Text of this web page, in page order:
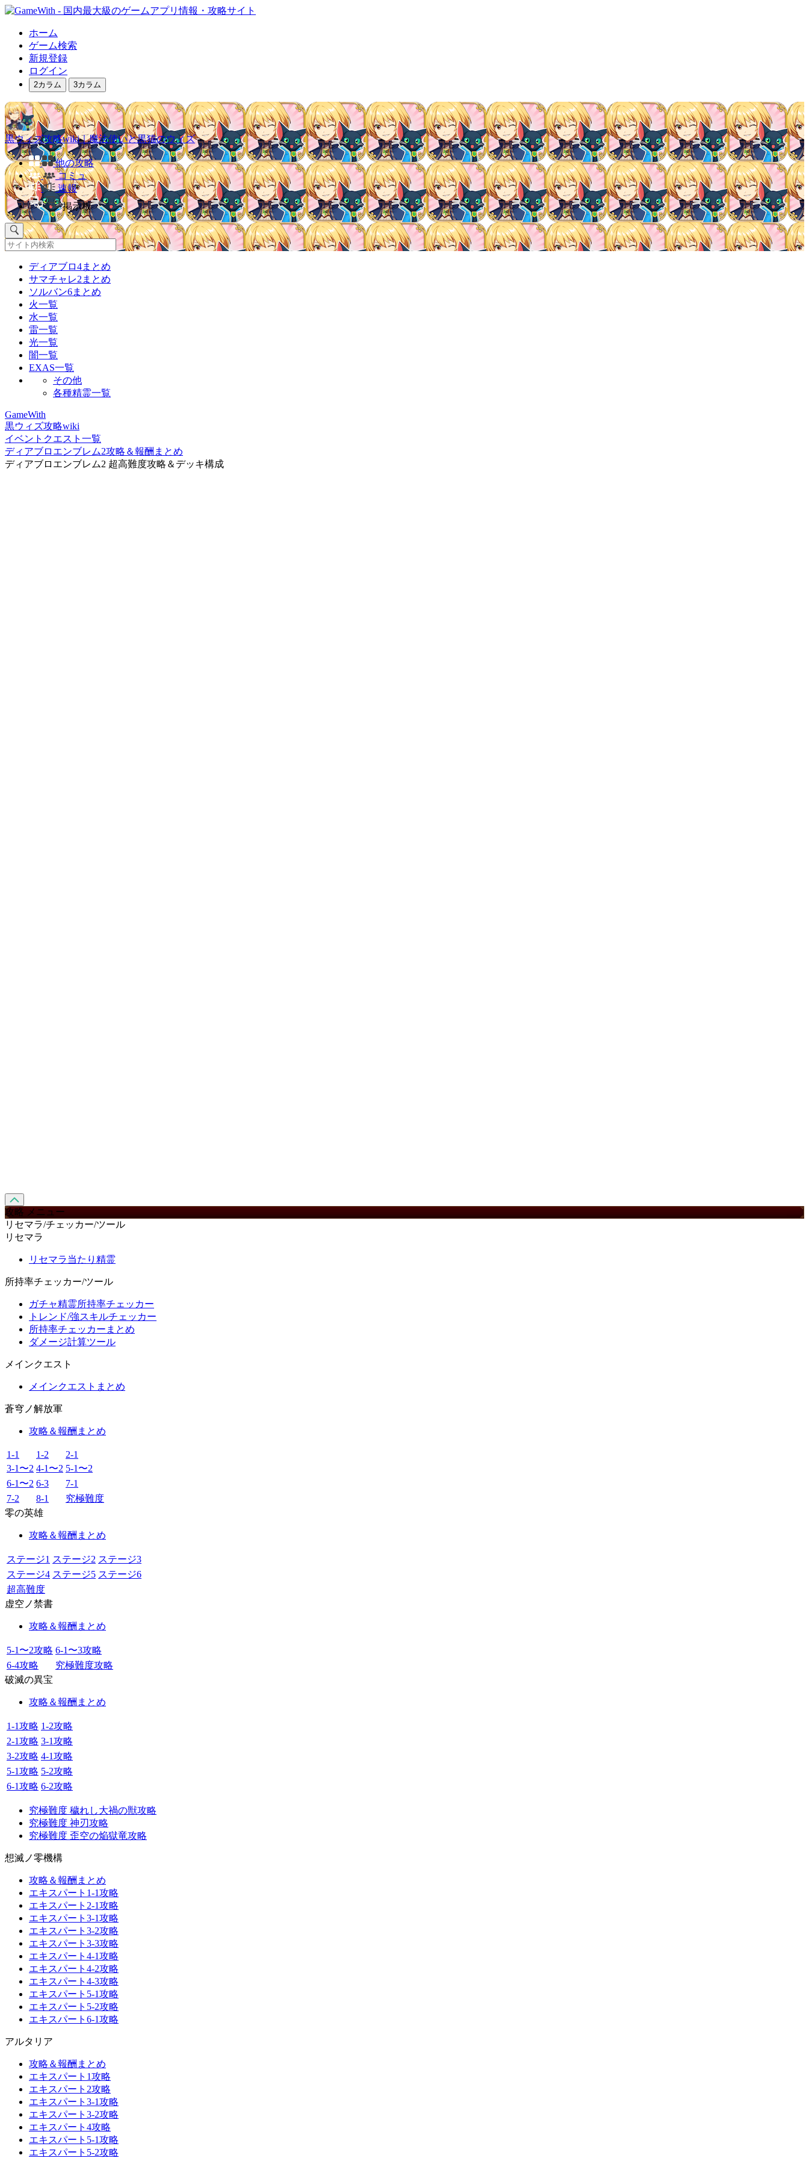
ホーム
ゲーム検索
新規登録
ログイン
2カラム 3カラム
黒ウィズ攻略wiki｜魔法使いと黒猫のウィズ
他の攻略
コミュ
速報
掲示板
ディアブロ4まとめ
サマチャレ2まとめ
ソルバン6まとめ
火一覧
水一覧
雷一覧
光一覧
闇一覧
EXAS一覧
その他
各種精霊一覧
GameWith
黒ウィズ攻略wiki
イベントクエスト一覧
ディアブロエンブレム2攻略＆報酬まとめ
ディアブロエンブレム2 超高難度攻略＆デッキ構成
攻略 メニュー
リセマラ/チェッカー/ツール
リセマラ
リセマラ当たり精霊
所持率チェッカー/ツール
ガチャ精霊所持率チェッカー
トレンド/強スキルチェッカー
所持率チェッカーまとめ
ダメージ計算ツール
メインクエスト
メインクエストまとめ
蒼穹ノ解放軍
攻略＆報酬まとめ
1-1 1-2
2-1
3-1〜2 4-1〜2 5-1〜2
6-1〜2 6-3
7-1
7-2
8-1
究極難度
零の英雄
攻略＆報酬まとめ
ステージ1 ステージ2 ステージ3
ステージ4 ステージ5 ステージ6
超高難度
虚空ノ禁書
攻略＆報酬まとめ
5-1〜2攻略 6-1〜3攻略
6-4攻略
究極難度攻略
破滅の異宝
攻略＆報酬まとめ
1-1攻略 1-2攻略
2-1攻略 3-1攻略
3-2攻略 4-1攻略
5-1攻略 5-2攻略
6-1攻略 6-2攻略
究極難度 穢れし大禍の獣攻略
究極難度 神刃攻略
究極難度 歪空の焔獄竜攻略
想滅ノ零機構
攻略＆報酬まとめ
エキスパート1-1攻略
エキスパート2-1攻略
エキスパート3-1攻略
エキスパート3-2攻略
エキスパート3-3攻略
エキスパート4-1攻略
エキスパート4-2攻略
エキスパート4-3攻略
エキスパート5-1攻略
エキスパート5-2攻略
エキスパート6-1攻略
アルタリア
攻略＆報酬まとめ
エキスパート1攻略
エキスパート2攻略
エキスパート3-1攻略
エキスパート3-2攻略
エキスパート4攻略
エキスパート5-1攻略
エキスパート5-2攻略